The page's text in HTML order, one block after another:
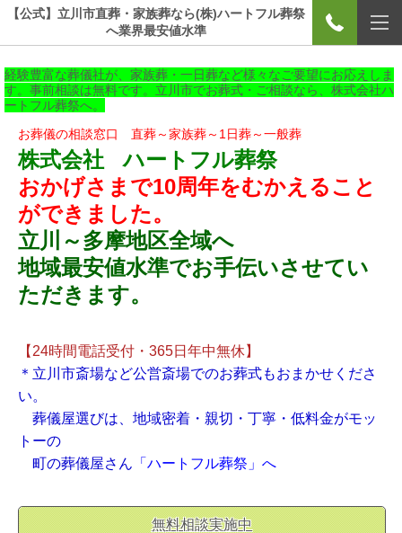
【公式】立川市直葬・家族葬なら(株)ハートフル葬祭
へ業界最安値水準
経験豊富な葬儀社が、家族葬・一日葬など様々なご要望にお応えしま
す。事前相談は無料です。立川市でお葬式・ご相談なら、株式会社ハ
ートフル葬祭へ。
お葬儀の相談窓口 直葬～家族葬～1日葬～一般葬
株式会社ハートフル葬祭
おかげさまで10周年をむかえること
ができました。
立川～多摩地区全域へ
地域最安値水準でお手伝いさせてい
ただきます。
【24時間電話受付・365日年中無休】
＊立川市斎場など公営斎場でのお葬式もおまかせくださ
い。
葬儀屋選びは、地域密着・親切・丁寧・低料金がモッ
トーの
町の葬儀屋さん 「ハートフル葬祭」へ
無料相談実施中